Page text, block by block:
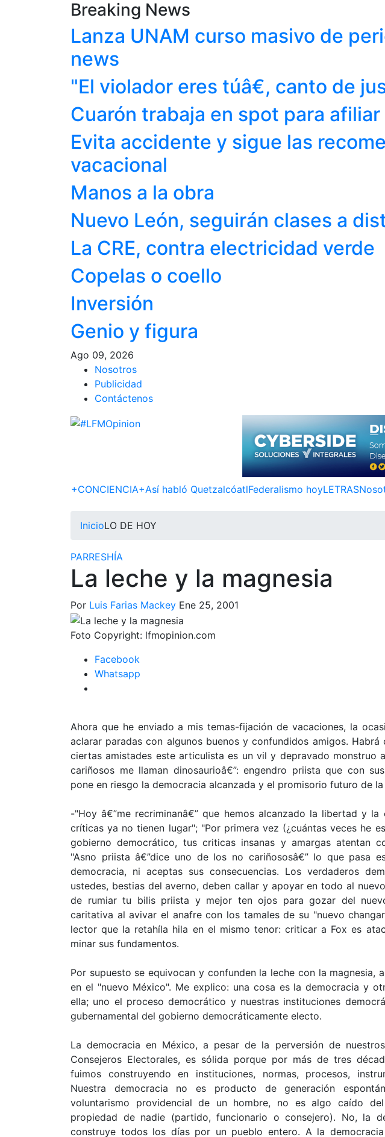
Breaking News
Lanza UNAM curso masivo de
news
"El violador eres túâ€, canto de
Cuarón trabaja en spot para
Evita accidente y sigue las
vacacional
Manos a la obra
Nuevo León, seguirán clases a
La CRE, contra electricidad verde
Copelas o coello
Inversión
Genio y figura
Ago 09, 2026
Nosotros
Publicidad
Contáctenos
+CONCIENCIA+Así­ habló QuetzalcóatlFederalismo hoyLETRAS
InicioLO DE HOY
PARRESHÍA
La leche y la magnesia
Por Luis Farias Mackey Ene 25, 2001
Foto Copyright: lfmopinion.com
Facebook
Whatsapp
Ahora que he enviado a mis temas-fijación de vacaciones, la
aclarar paradas con algunos buenos y confundidos amigos.
ciertas amistades este articulista es un vil y depravado monstruo
cariñosos me llaman dinosaurioâ€”: engendro priista que con
pone en riesgo la democracia alcanzada y el promisorio futuro de la
-"Hoy â€”me recriminanâ€” que hemos alcanzado la libertad y
críticas ya no tienen lugar"; "Por primera vez (¿cuántas veces he
gobierno democrático, tus criticas insanas y amargas atentan
"Asno priista â€”dice uno de los no cariñososâ€” lo que pasa
democracia, ni aceptas sus consecuencias. Los verdaderos
ustedes, bestias del averno, deben callar y apoyar en todo al
de rumiar tu bilis priista y mejor ten ojos para gozar del
caritativa al avivar el anafre con los tamales de su "nuevo
lector que la retahíla hila en el mismo tenor: criticar a Fox es
minar sus fundamentos.
Por supuesto se equivocan y confunden la leche con la magnesia,
en el "nuevo México". Me explico: una cosa es la democracia y
ella; uno el proceso democrático y nuestras instituciones
gubernamental del gobierno democráticamente electo.
La democracia en México, a pesar de la perversión de
Consejeros Electorales, es sólida porque por más de tres
fuimos construyendo en instituciones, normas, procesos,
Nuestra democracia no es producto de generación
voluntarismo providencial de un hombre, no es algo caído
propiedad de nadie (partido, funcionario o consejero). No, la
construye todos los días por un pueblo entero. A la